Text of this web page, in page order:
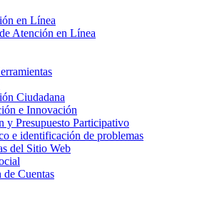
en Línea
Atención en Línea
Ciudadana
e Innovación
y Presupuesto Participativo
e identificación de problemas
del Sitio Web
Cuentas